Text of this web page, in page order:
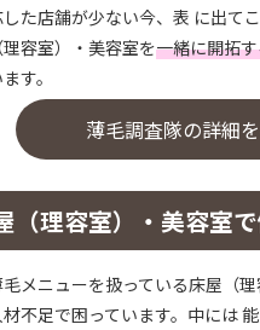
した店舗が少ない今、表 に出て
（理容室）・美容室を一緒に開拓
す。
薄毛調査隊の詳細
（理容室）・美容室
メニューを扱っている床屋（
材不足で困っています。中には